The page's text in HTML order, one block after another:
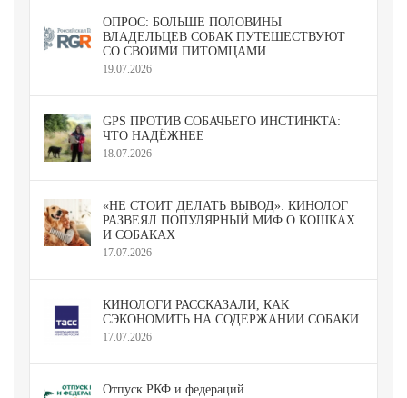
ОПРОС: БОЛЬШЕ ПОЛОВИНЫ
ВЛАДЕЛЬЦЕВ СОБАК ПУТЕШЕСТВУЮТ
СО СВОИМИ ПИТОМЦАМИ
19.07.2026
GPS ПРОТИВ СОБАЧЬЕГО ИНСТИНКТА:
ЧТО НАДЁЖНЕЕ
18.07.2026
«НЕ СТОИТ ДЕЛАТЬ ВЫВОД»: КИНОЛОГ
РАЗВЕЯЛ ПОПУЛЯРНЫЙ МИФ О КОШКАХ
И СОБАКАХ
17.07.2026
КИНОЛОГИ РАССКАЗАЛИ, КАК
СЭКОНОМИТЬ НА СОДЕРЖАНИИ СОБАКИ
17.07.2026
Отпуск РКФ и федераций